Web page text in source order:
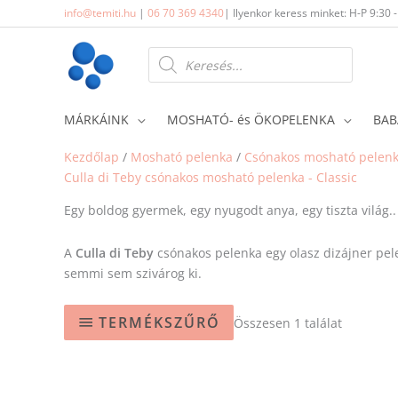
to
info@temiti.hu | 06 70 369 4340| Ilyenkor keress minket: H-P 9:30
Products
search
MÁRKÁINK MOSHATÓ- és ÖKOPELENKA
Kezdőlap / Mosható pelenka / Csónakos mosható
Culla di Teby csónakos mosható pelenka - Classic
Egy boldog gyermek, egy nyugodt anya, egy tiszta
A Culla di Teby csónakos pelenka egy olasz dizájner
semmi sem szivárog ki.
TERMÉKSZŰRŐ Összesen 1 találat